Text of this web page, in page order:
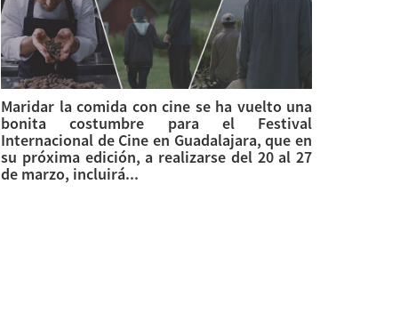
Maridar la comida con cine se ha vuelto una
bonita costumbre para el Festival
Internacional de Cine en Guadalajara, que en
su próxima edición, a realizarse del 20 al 27
de marzo, incluirá...